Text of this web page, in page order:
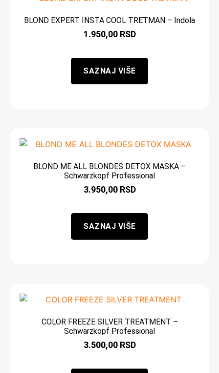
BLOND EXPERT INSTA COOL TRETMAN – Indola
1.950,00 RSD
SAZNAJ VIŠE
BLOND ME ALL BLONDES DETOX MASKA –
Schwarzkopf Professional
3.950,00 RSD
SAZNAJ VIŠE
COLOR FREEZE SILVER TREATMENT –
Schwarzkopf Professional
3.500,00 RSD